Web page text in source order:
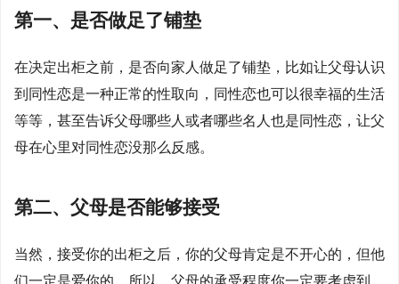
第一、是否做足了铺垫
在决定出柜之前，是否向家人做足了铺垫，比如让父母认识
到同性恋是一种正常的性取向，同性恋也可以很幸福的生活
等等，甚至告诉父母哪些人或者哪些名人也是同性恋，让父
母在心里对同性恋没那么反感。
第二、父母是否能够接受
当然，接受你的出柜之后，你的父母肯定是不开心的，但他